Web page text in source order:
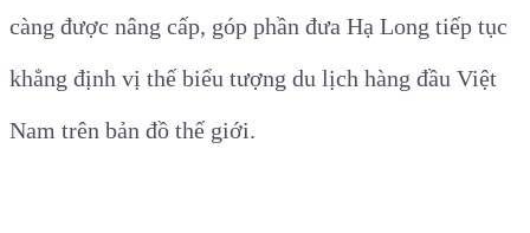
càng được nâng cấp, góp phần đưa Hạ Long tiếp tục
khẳng định vị thế biểu tượng du lịch hàng đầu Việt
Nam trên bản đồ thế giới.